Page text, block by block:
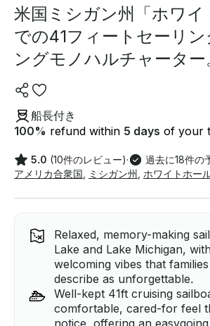
米国ミシガン州「ホワイ
での41フィートセーリ
ングモノハルチャーター
船長付き
100% refund within 5 days of your
5.0 (10件のレビュー)· 過去に18件の
アメリカ合衆国
ミシガン州 ホワイトホー
Relaxed, memory-making
Lake and Lake Michigan,
welcoming vibes that
describe as unforgettable.
Well-kept 41ft cruising
comfortable, cared-for feel